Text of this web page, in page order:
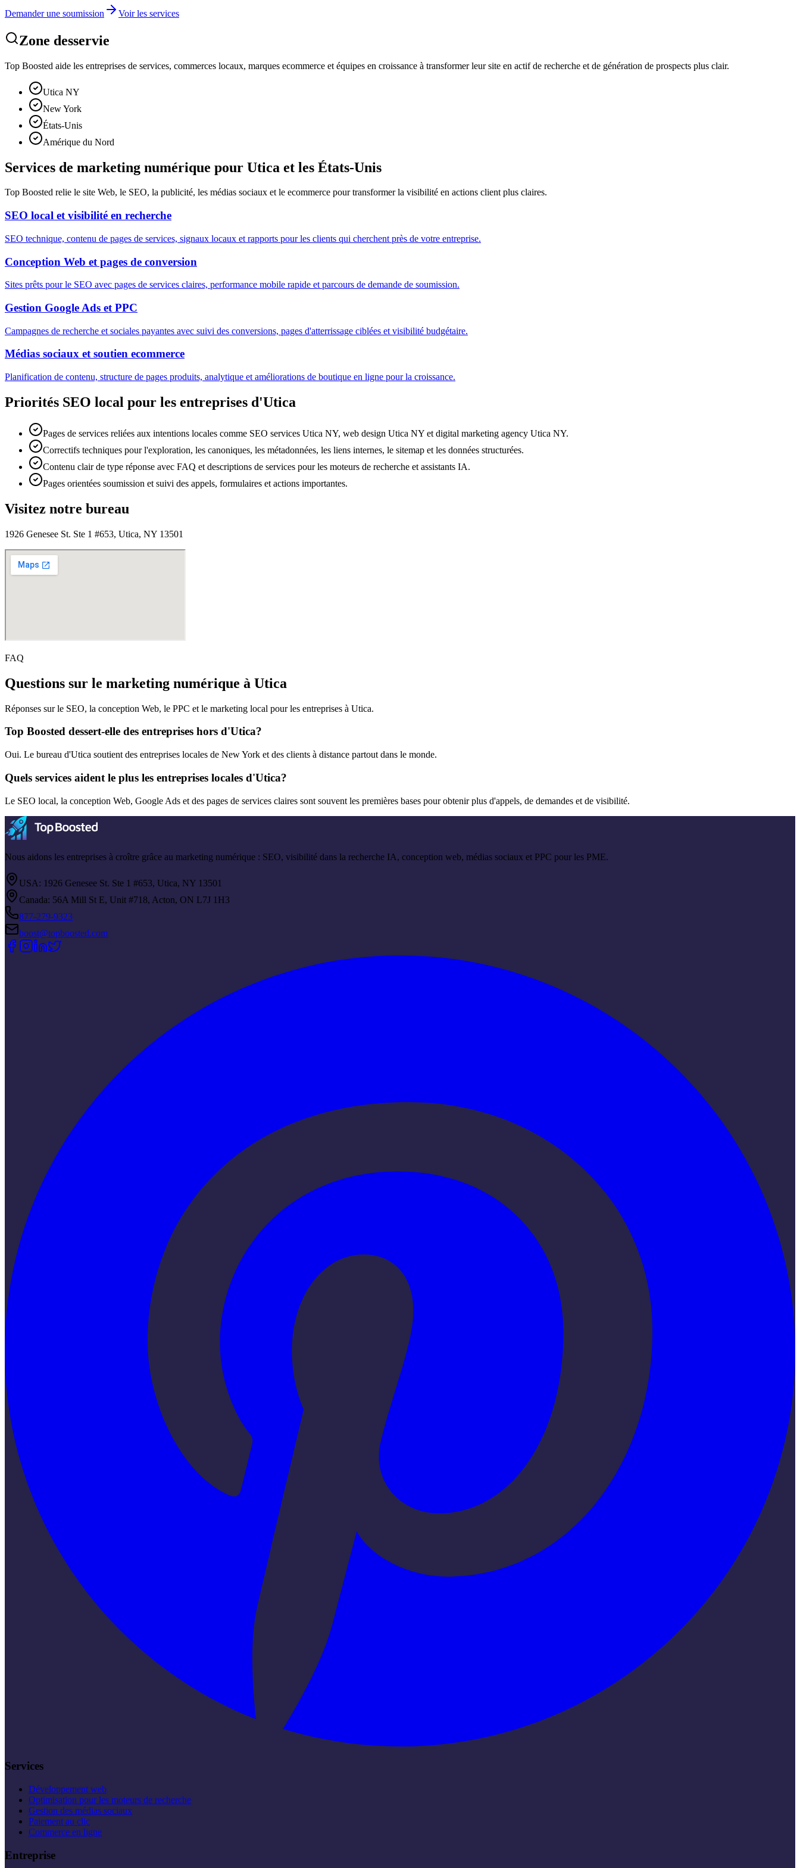
Demander une soumission Voir les services
Zone desservie
Top Boosted aide les entreprises de services, commerces locaux, marques ecommerce et équipes en croissance à transformer leur site en actif de recherche et de génération de prospects plus clair.
Utica NY
New York
États-Unis
Amérique du Nord
Services de marketing numérique pour Utica et les États-Unis
Top Boosted relie le site Web, le SEO, la publicité, les médias sociaux et le ecommerce pour transformer la visibilité en actions client plus claires.
SEO local et visibilité en recherche
SEO technique, contenu de pages de services, signaux locaux et rapports pour les clients qui cherchent près de votre entreprise.
Conception Web et pages de conversion
Sites prêts pour le SEO avec pages de services claires, performance mobile rapide et parcours de demande de soumission.
Gestion Google Ads et PPC
Campagnes de recherche et sociales payantes avec suivi des conversions, pages d'atterrissage ciblées et visibilité budgétaire.
Médias sociaux et soutien ecommerce
Planification de contenu, structure de pages produits, analytique et améliorations de boutique en ligne pour la croissance.
Priorités SEO local pour les entreprises d'Utica
Pages de services reliées aux intentions locales comme SEO services Utica NY, web design Utica NY et digital marketing agency Utica NY.
Correctifs techniques pour l'exploration, les canoniques, les métadonnées, les liens internes, le sitemap et les données structurées.
Contenu clair de type réponse avec FAQ et descriptions de services pour les moteurs de recherche et assistants IA.
Pages orientées soumission et suivi des appels, formulaires et actions importantes.
Visitez notre bureau
1926 Genesee St. Ste 1 #653, Utica, NY 13501
FAQ
Questions sur le marketing numérique à Utica
Réponses sur le SEO, la conception Web, le PPC et le marketing local pour les entreprises à Utica.
Top Boosted dessert-elle des entreprises hors d'Utica?
Oui. Le bureau d'Utica soutient des entreprises locales de New York et des clients à distance partout dans le monde.
Quels services aident le plus les entreprises locales d'Utica?
Le SEO local, la conception Web, Google Ads et des pages de services claires sont souvent les premières bases pour obtenir plus d'appels, de demandes et de visibilité.
Nous aidons les entreprises à croître grâce au marketing numérique : SEO, visibilité dans la recherche IA, conception web, médias sociaux et PPC pour les PME.
USA: 1926 Genesee St. Ste 1 #653, Utica, NY 13501
Canada: 56A Mill St E, Unit #718, Acton, ON L7J 1H3
877-279-9323
boost@topboosted.com
Services
Développement web
Optimisation pour les moteurs de recherche
Gestion des médias sociaux
Paiement au clic
Commerce en ligne
Entreprise